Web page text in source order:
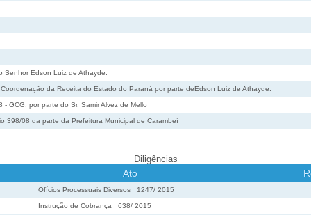
Senhor Edson Luiz de Athayde.
da Receita do Estado do Paraná por parte deEdson Luiz de Athayde.
GCG, por parte do Sr. Samir Alvez de Mello
398/08 da parte da Prefeitura Municipal de Carambeí
Diligências
Ato
Ofícios Processuais Diversos 1247/ 2015
Instrução de Cobrança 638/ 2015